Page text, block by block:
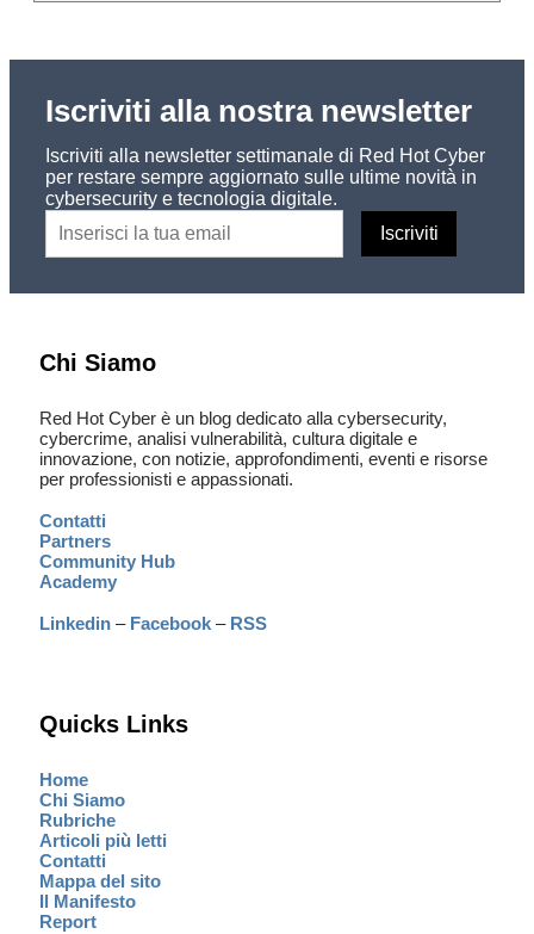
Iscriviti alla nostra newsletter
Iscriviti alla newsletter settimanale di Red Hot Cyber
per restare sempre aggiornato sulle ultime novità in
cybersecurity e tecnologia digitale.
Chi Siamo
Red Hot Cyber è un blog dedicato alla cybersecurity,
cybercrime, analisi vulnerabilità, cultura digitale e
innovazione, con notizie, approfondimenti, eventi e risorse
per professionisti e appassionati.
Contatti
Partners
Community Hub
Academy
Linkedin – Facebook – RSS
Quicks Links
Home
Chi Siamo
Rubriche
Articoli più letti
Contatti
Mappa del sito
Il Manifesto
Report